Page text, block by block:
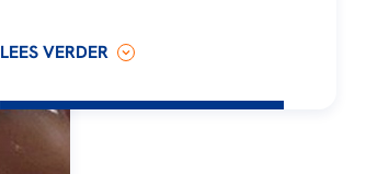
LEES VERDER